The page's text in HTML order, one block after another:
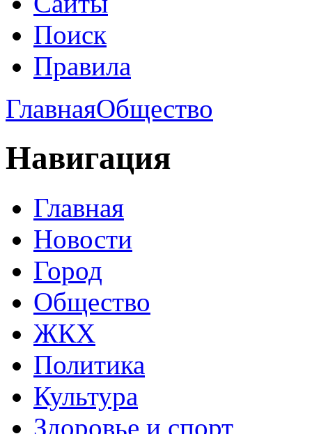
Поиск
Правила
ГлавнаяОбщество
Навигация
Главная
Новости
Город
Общество
ЖКХ
Политика
Культура
Здоровье и спорт